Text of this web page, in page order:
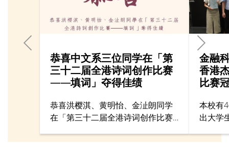
恭喜中文系三位同学在「第
三十二届全港诗词创作比赛
——填词」夺得佳绩
恭喜洪樱淇、黄明怡、金沚朗同学
在「第三十二届全港诗词创作比赛
季军、优异奖）！希望同学们可以
金融
香港
比赛
本校有
出大学
逐，最